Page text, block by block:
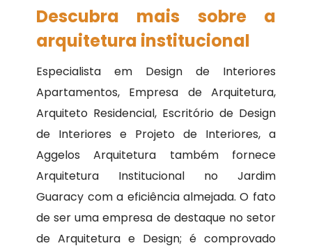
Descubra mais sobre a
arquitetura institucional
Especialista em Design de Interiores
Apartamentos, Empresa de Arquitetura,
Arquiteto Residencial, Escritório de Design
de Interiores e Projeto de Interiores, a
Aggelos Arquitetura também fornece
Arquitetura Institucional no Jardim
Guaracy com a eficiência almejada. O fato
de ser uma empresa de destaque no setor
de Arquitetura e Design; é comprovado